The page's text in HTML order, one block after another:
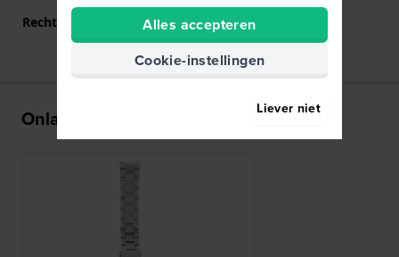
Rechte bandaanzet
Nee
Onlangs bekeken
Alles accepteren
Cookie-instellingen
Liever niet